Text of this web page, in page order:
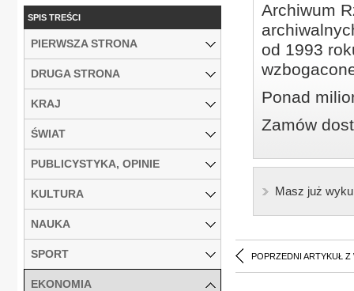
Archiwum
od 1993
Ponad
Zamów
Masz już
POPRZEDNI ARTYKUŁ Z
SPIS TREŚCI
PIERWSZA STRONA
DRUGA STRONA
KRAJ
ŚWIAT
PUBLICYSTYKA, OPINIE
KULTURA
NAUKA
SPORT
EKONOMIA